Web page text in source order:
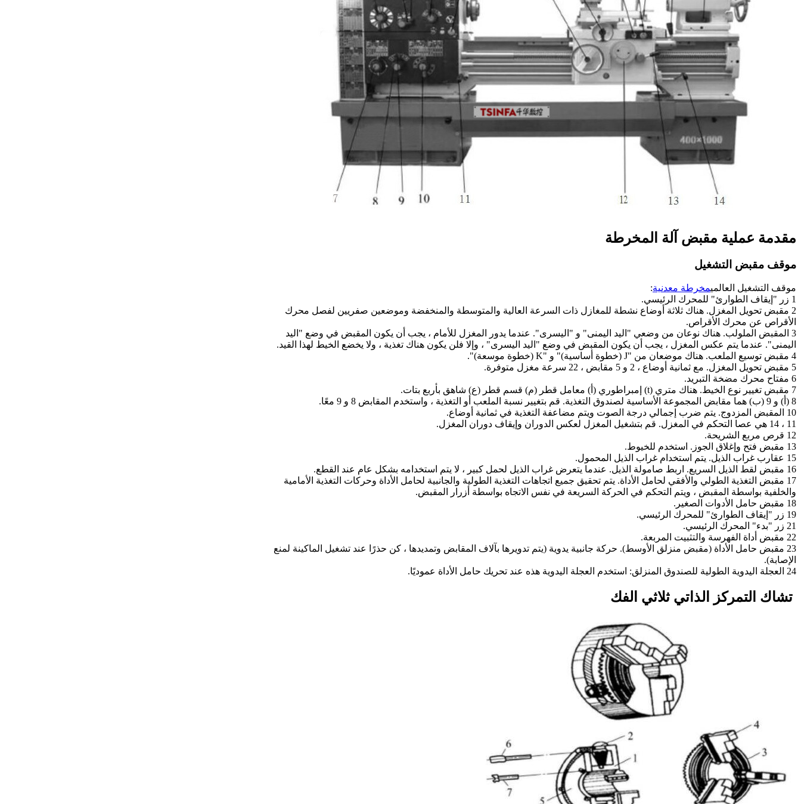
مقدمة عملية مقبض آلة المخرطة
موقف مقبض التشغيل
موقف التشغيل العالميمخرطة معدنية:
1 زر "إيقاف الطوارئ" للمحرك الرئيسي.
2 مقبض تحويل المغزل. هناك ثلاثة أوضاع نشطة للمغازل ذات السرعة العالية والمتوسطة والمنخفضة وموضعين صفريين لفصل محرك
الأقراص عن محرك الأقراص.
3 المقبض الملولب. هناك نوعان من وضعي "اليد اليمنى" و "اليسرى". عندما يدور المغزل للأمام ، يجب أن يكون المقبض في وضع "اليد
اليمنى". عندما يتم عكس المغزل ، يجب أن يكون المقبض في وضع "اليد اليسرى" ، وإلا فلن يكون هناك تغذية ، ولا يخضع الخيط لهذا القيد.
4 مقبض توسيع الملعب. هناك موضعان من "J (خطوة أساسية)" و "K (خطوة موسعة)".
5 مقبض تحويل المغزل. مع ثمانية أوضاع ، 2 و 5 مقابض ، 22 سرعة مغزل متوفرة.
6 مفتاح محرك مضخة التبريد.
7 مقبض تغيير نوع الخيط. هناك متري (t) إمبراطوري (أ) معامل قطر (م) قسم قطر (ع) شاهق بأربع بتات.
8 (أ) و 9 (ب) هما مقابض المجموعة الأساسية لصندوق التغذية. قم بتغيير نسبة الملعب أو التغذية ، واستخدم المقابض 8 و 9 معًا.
10 المقبض المزدوج. يتم ضرب إجمالي درجة الصوت ويتم مضاعفة التغذية في ثمانية أوضاع.
11 ، 14 هي عصا التحكم في المغزل. قم بتشغيل المغزل لعكس الدوران وإيقاف دوران المغزل.
12 قرص مربع الشريحة.
13 مقبض فتح وإغلاق الجوز. استخدم للخيوط.
15 عقارب غراب الذيل. يتم استخدام غراب الذيل المحمول.
16 مقبض لقط الذيل السريع. اربط صامولة الذيل. عندما يتعرض غراب الذيل لحمل كبير ، لا يتم استخدامه بشكل عام عند القطع.
17 مقبض التغذية الطولي والأفقي لحامل الأداة. يتم تحقيق جميع اتجاهات التغذية الطولية والجانبية لحامل الأداة وحركات التغذية الأمامية
والخلفية بواسطة المقبض ، ويتم التحكم في الحركة السريعة في نفس الاتجاه بواسطة أزرار المقبض.
18 مقبض حامل الأدوات الصغير.
19 زر "إيقاف الطوارئ" للمحرك الرئيسي.
21 زر "بدء" المحرك الرئيسي.
22 مقبض أداة الفهرسة والتثبيت المربعة.
23 مقبض حامل الأداة (مقبض منزلق الأوسط). حركة جانبية يدوية (يتم تدويرها بآلاف المقابض وتمديدها ، كن حذرًا عند تشغيل الماكينة لمنع
الإصابة).
24 العجلة اليدوية الطولية للصندوق المنزلق: استخدم العجلة اليدوية هذه عند تحريك حامل الأداة عموديًا.
تشاك التمركز الذاتي ثلاثي الفك